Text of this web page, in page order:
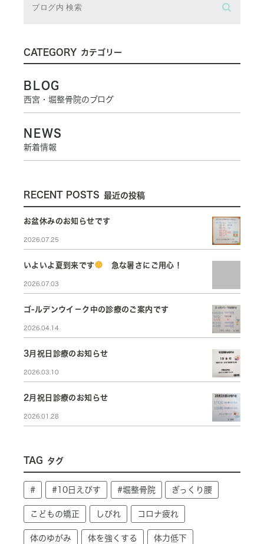
CATEGORY カテゴリー
BLOG
西宮・堀整骨院のブログ
NEWS
新着情報
RECENT POSTS 最近の投稿
お盆休みのお知らせです
2026.07.25
いよいよ夏到来です 急な暑さにご用心！
2026.07.03
ゴ-ルデンウイ－ク中の診療のご案内です
2026.04.14
3月祝日診療のお知らせ
2026.03.10
2月祝日診療のお知らせ
2026.01.28
TAG タグ
# #10日えびす #堀整骨院 ぎっくり腰
こどもの矯正 しびれ コロナ疲れ
体のゆがみ 体を強くする 体力低下